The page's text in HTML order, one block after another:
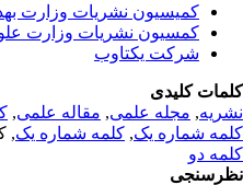
کمیسیون نشریات وزارت
کمسیون نشریات وزارت علوم
شرکت یکتاوب
کلیدی
,مجله علمی, مقاله علمی,
شماره یک,کلمه شماره یک,
دو